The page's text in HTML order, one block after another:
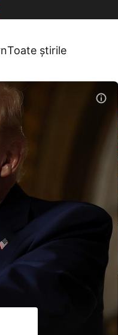
Toate știrile